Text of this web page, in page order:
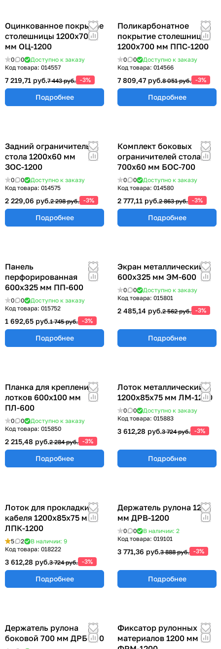
Оцинкованное покрытие
столешницы 1200х700
мм ОЦ-1200
0 0
Доступно к заказу
Код товара: 014557
7 219,71 руб.7 443 руб. -3%
Подробнее
Поликарбонатное
покрытие столешницы
1200х700 мм ППС-1200
0 0
Доступно к заказу
Код товара: 014566
7 809,47 руб.8 051 руб. -3%
Подробнее
Задний ограничитель
стола 1200х60 мм
ЗОС-1200
0 0
Доступно к заказу
Код товара: 014575
2 229,06 руб.2 298 руб. -3%
Подробнее
Комплект боковых
ограничителей стола
700х60 мм БОС-700
0 0
Доступно к заказу
Код товара: 014580
2 777,11 руб.2 863 руб. -3%
Подробнее
Панель
перфорированная
600х325 мм ПП-600
0 0
Доступно к заказу
Код товара: 015752
1 692,65 руб.1 745 руб. -3%
Подробнее
Экран металлический
600х325 мм ЭМ-600
0 0
Доступно к заказу
Код товара: 015801
2 485,14 руб.2 562 руб. -3%
Подробнее
Планка для крепления
лотков 600х100 мм
ПЛ-600
0 0
Доступно к заказу
Код товара: 015850
2 215,48 руб.2 284 руб. -3%
Подробнее
Лоток металлический
1200х85х75 мм ЛМ-1200
0 0
Доступно к заказу
Код товара: 015883
3 612,28 руб.3 724 руб. -3%
Подробнее
Лоток для прокладки
кабеля 1200х85х75 мм
ЛПК-1200
5 2
В наличии: 9
Код товара: 018222
3 612,28 руб.3 724 руб. -3%
Подробнее
Держатель рулона 1200
мм ДРВ-1200
0 0
В наличии: 2
Код товара: 019101
3 771,36 руб.3 888 руб. -3%
Подробнее
Держатель рулона
боковой 700 мм ДРБ-700
Фиксатор рулонных
материалов 1200 мм